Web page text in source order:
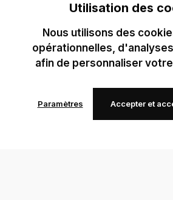
Utilisation des
Nous utilisons des
opérationnelles,
afin de personnaliser
Paramètres Accepter et